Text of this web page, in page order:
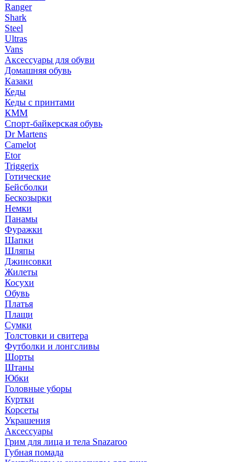
Ranger
Shark
Steel
Ultras
Vans
Аксессуары для обуви
Домашняя обувь
Казаки
Кеды
Кеды с принтами
КММ
Спорт-байкерская обувь
Dr Martens
Camelot
Etor
Triggerix
Готические
Бейсболки
Бескозырки
Немки
Панамы
Фуражки
Шапки
Шляпы
Джинсовки
Жилеты
Косухи
Обувь
Платья
Плащи
Сумки
Толстовки и свитера
Футболки и лонгсливы
Шорты
Штаны
Юбки
Головные уборы
Куртки
Корсеты
Украшения
Аксессуары
Грим для лица и тела Snazaroo
Губная помада